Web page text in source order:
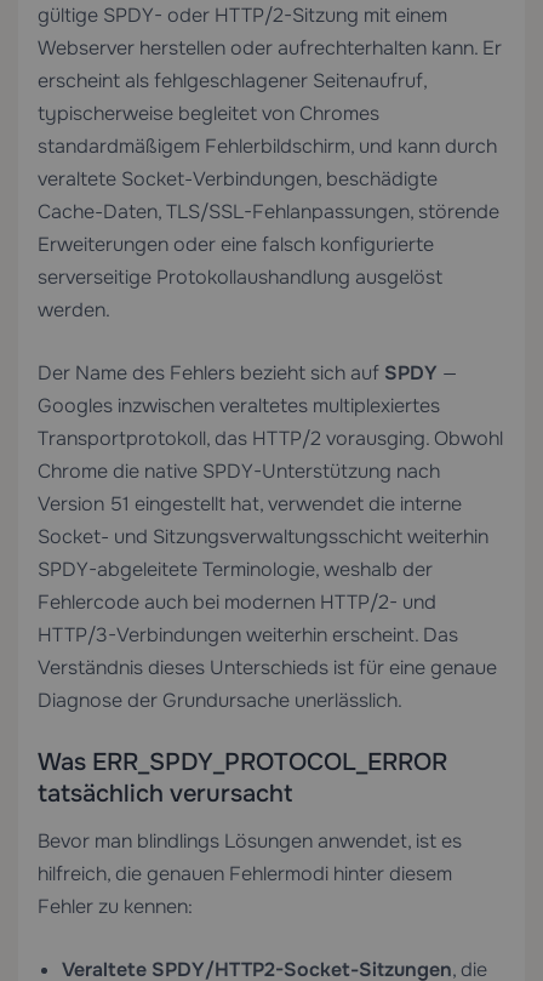
gültige SPDY- oder HTTP/2-Sitzung mit einem
Webserver herstellen oder aufrechterhalten kann. Er
erscheint als fehlgeschlagener Seitenaufruf,
typischerweise begleitet von Chromes
standardmäßigem Fehlerbildschirm, und kann durch
veraltete Socket-Verbindungen, beschädigte
Cache-Daten, TLS/SSL-Fehlanpassungen, störende
Erweiterungen oder eine falsch konfigurierte
serverseitige Protokollaushandlung ausgelöst
werden.
Der Name des Fehlers bezieht sich auf SPDY —
Googles inzwischen veraltetes multiplexiertes
Transportprotokoll, das HTTP/2 vorausging. Obwohl
Chrome die native SPDY-Unterstützung nach
Version 51 eingestellt hat, verwendet die interne
Socket- und Sitzungsverwaltungsschicht weiterhin
SPDY-abgeleitete Terminologie, weshalb der
Fehlercode auch bei modernen HTTP/2- und
HTTP/3-Verbindungen weiterhin erscheint. Das
Verständnis dieses Unterschieds ist für eine genaue
Diagnose der Grundursache unerlässlich.
Was ERR_SPDY_PROTOCOL_ERROR
tatsächlich verursacht
Bevor man blindlings Lösungen anwendet, ist es
hilfreich, die genauen Fehlermodi hinter diesem
Fehler zu kennen:
Veraltete SPDY/HTTP2-Socket-Sitzungen, die